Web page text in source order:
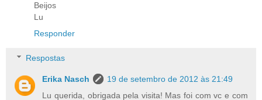
Beijos
Lu
Responder
Respostas
Erika Nasch
19 de setembro de 2012 às 21:49
Lu querida, obrigada pela visita! Mas foi com vc e com